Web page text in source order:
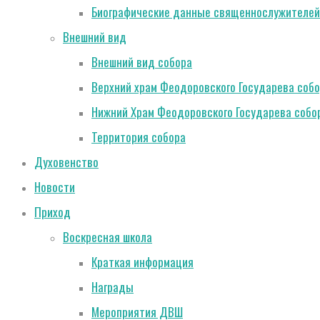
Биографические данные
Внешний вид
Внешний вид собора
Верхний храм Феодоровского Государева
Нижний Храм Феодоровского Государева
Территория собора
Духовенство
Новости
Приход
Воскресная школа
Краткая информация
Награды
Мероприятия ДВШ